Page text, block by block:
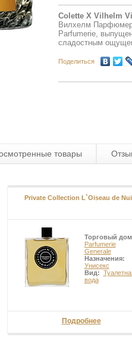
Colette X Vilhelm
Вилхелм
Parfumerie,
сладостным
Поделиться
товары
Private Collection L`Oiseau de
Торговый
Parfumerie
Generale
Назначения:
Унисекс
Вид:
вода
Подробнее